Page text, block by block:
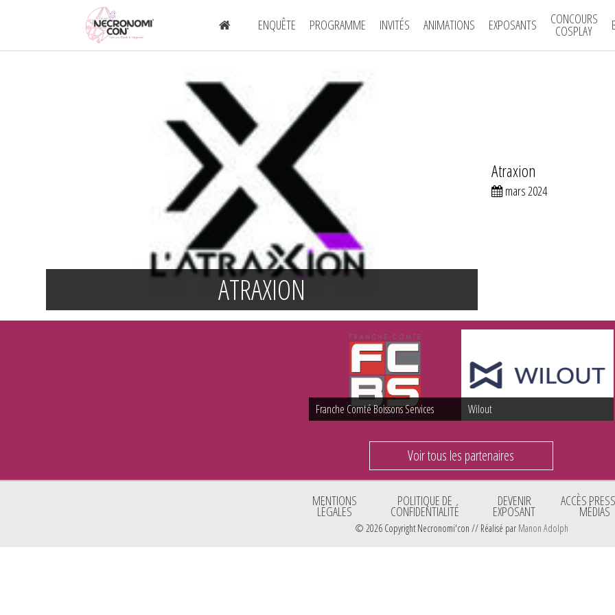
ENQUÊTE PROGRAMME INVITÉS ANIMATIONS EXPOSANTS CONCOURS
COSPLAY
ATRAXION
Atraxion
mars 2024
Franche Comté Boissons Services Wilout
Voir tous les partenaires
MENTIONS
LÉGALES
POLITIQUE DE
CONFIDENTIALITÉ
DEVENIR
EXPOSANT
ACCÈS
MÉDIAS
© 2026 Copyright Necronomi'con // Réalisé par Manon Adolph